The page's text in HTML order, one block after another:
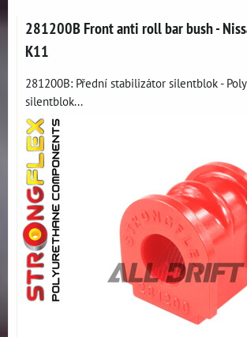
281200B Front anti roll bar bush -
K11
281200B: Přední stabilizátor silentblok -
silentblok...